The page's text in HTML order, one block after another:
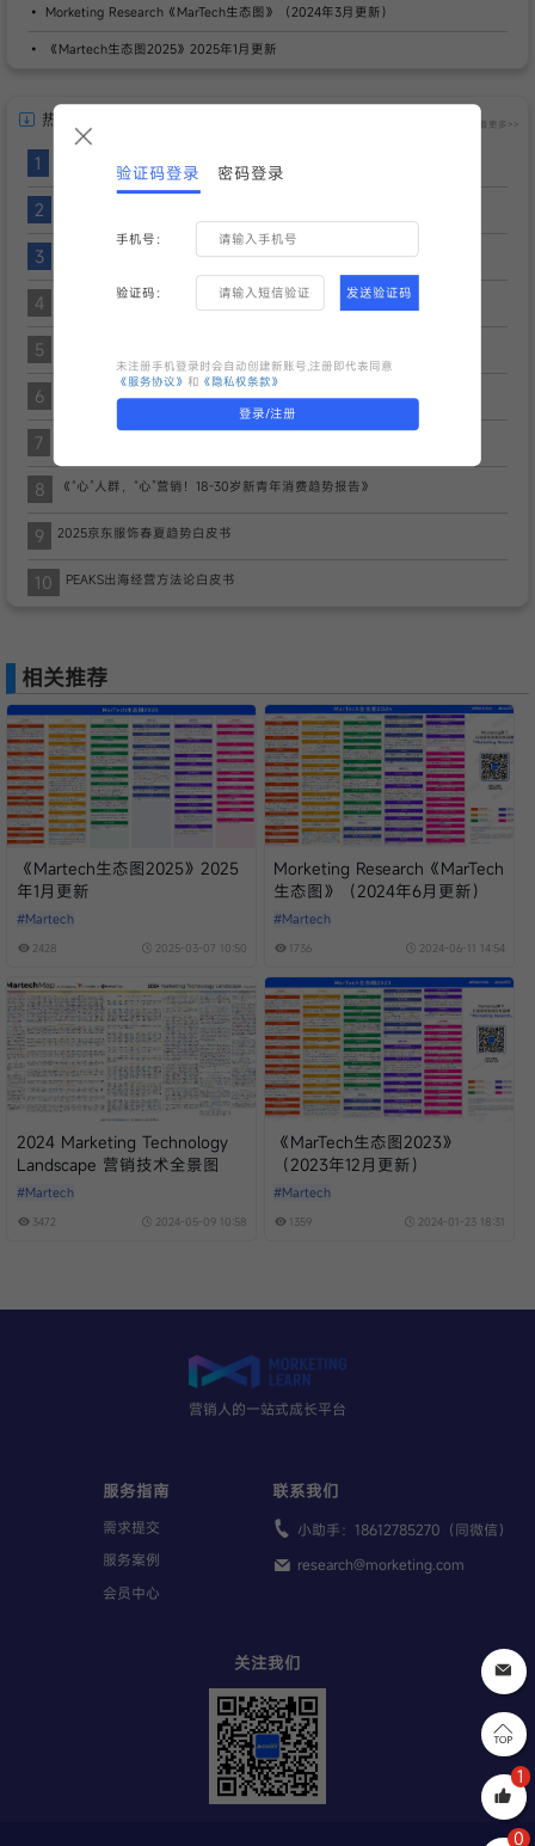
Morketing Research《MarTech生态图》（2024年3月更新）
《Martech生态图2025》2025年1月更新
热门报告 查看更多>>
1
2
3 2026年全球数智营销生态手册
4 2025灵眸年鉴
5
6
7
8 《“心”人群，“心”营销！18-30岁新青年消费趋势报告》
9 2025京东服饰春夏趋势白皮书
10 PEAKS出海经营方法论白皮书
相关推荐
《Martech生态图2025》2025
年1月更新
#Martech
2428 2025-03-07 10:50
Morketing Research《MarTech
生态图》（2024年6月更新）
#Martech
1736 2024-06-11 14:54
2024 Marketing Technology
Landscape 营销技术全景图
#Martech
3472 2024-05-09 10:58
《MarTech生态图2023》
（2023年12月更新）
#Martech
1359 2024-01-23 18:31
营销人的一站式成长平台
服务指南
需求提交
服务案例
会员中心
联系我们
小助手：18612785270（同微信）
research@morketing.com
关注我们
1
0
验证码登录 密码登录
手机号：
验证码： 发送验证码
未注册手机登录时会自动创建新账号,注册即代表同意
《服务协议》和 《隐私权条款》
登录/注册